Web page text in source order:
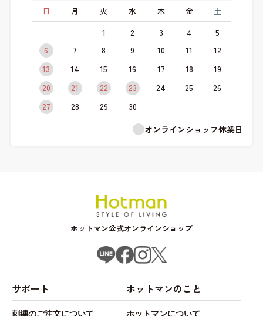
日
月 火 水 木 金 土
1 2 3 4
5
6
7 8 9 10 11
12
13
14 15 16 17 18
19
20
21 22 23 24 25
26
27
28 29
30
オンラインショップ休業日
ホットマン公式オンラインショップ
サポート
刺繍のご注文について
ホットマンのこと
ホットマンについて